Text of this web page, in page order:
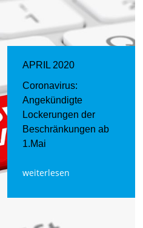
APRIL 2020
Coronavirus:
Angekündigte
Lockerungen der
Beschränkungen ab
1.Mai
weiterlesen